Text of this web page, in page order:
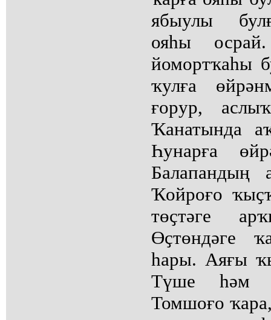
ябыулы
ояһы
йомортҡаһы
ҡулға
ғорур,
Ҡанатында
Һунарға
Балапандың
Ҡойроғо
төҫтәге
Өҫтөндәге
һары. Аяғы
Түше һәм
Томшоғо